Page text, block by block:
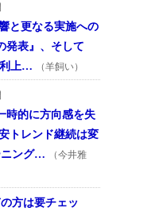
と更なる実施への
発表』、そして
利上…
（羊飼い）
時的に方向感を失
トレンド継続は変
ニング…
（今井雅
方は要チェッ